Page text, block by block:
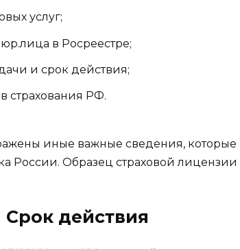
услуг;
в Росреестре;
и срок действия;
страхования РФ.
иные важные сведения, которые
России. Образец страховой
Срок действия